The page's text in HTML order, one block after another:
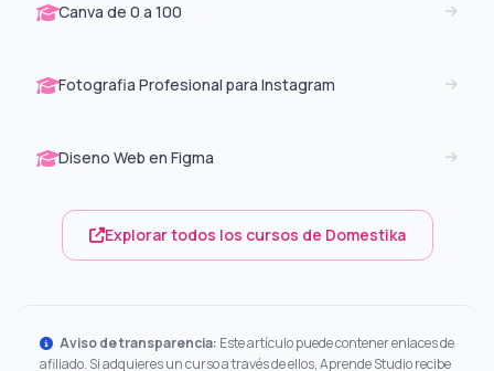
Canva de 0 a 100
Fotografia Profesional para Instagram
Diseno Web en Figma
Explorar todos los cursos de Domestika
Aviso de transparencia: Este artículo puede contener enlaces de
afiliado. Si adquieres un curso a través de ellos, Aprende Studio recibe